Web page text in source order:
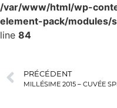
/var/www/html/wp-
element-pack/modules/
line 84
PRÉCÉDENT